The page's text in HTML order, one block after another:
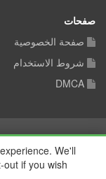
We'll
if you wish
صفحات
صفحة الخصوصية
شروط الاستخدام
DMCA